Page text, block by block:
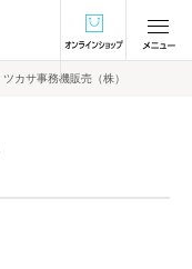
オンラインショ
ツカサ事務機販売（株）